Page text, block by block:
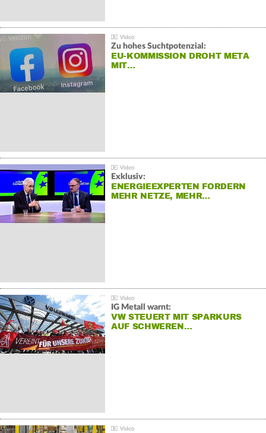
Zu hohes Suchtpotenzial:
EU-KOMMISSION DROHT META
MIT…
Exklusiv:
ENERGIEEXPERTEN FORDERN
MEHR NETZE, MEHR…
IG Metall warnt:
VW STEUERT MIT SPARKURS
AUF SCHWEREN…